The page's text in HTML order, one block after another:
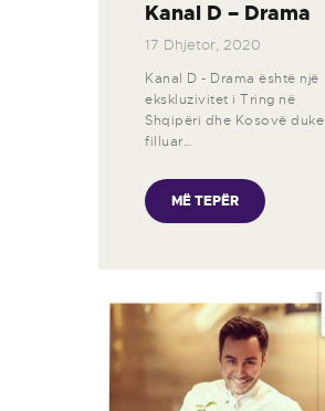
Kanal D – Drama
17 Dhjetor, 2020
Kanal D - Drama është një
ekskluzivitet i Tring në
Shqipëri dhe Kosovë duke
filluar…
MË TEPËR